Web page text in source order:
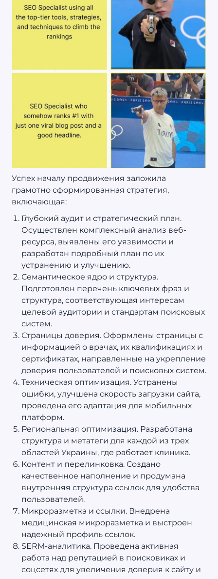
Успех началу продвижения заложила
грамотно сформированная стратегия,
включающая:
Глубокий аудит и стратегический план.
Осуществлен комплексный анализ веб-
ресурса, выявлены его уязвимости и
разработан подробный план по их
устранению и улучшению.
Семантическое ядро и структура.
Подготовлен перечень ключевых фраз и
структура, соответствующая интересам
целевой аудитории и стандартам поисковых
систем.
Страницы доверия. Оформлены страницы с
информацией о врачах, их квалификациях и
сертификатах, направленные на укрепление
доверия пользователей и поисковых систем.
Техническая оптимизация. Устранены
ошибки, улучшена скорость загрузки сайта,
проведена его адаптация для мобильных
платформ.
Региональная оптимизация. Разработана
структура и метатеги для каждой из трех
областей Украины, где работает клиника.
Контент и перелинковка. Создано
качественное наполнение и продумана
внутренняя структура ссылок для удобства
пользователей.
Микроразметка и ссылки. Внедрена
медицинская микроразметка и выстроен
надежный профиль ссылок.
SERM-аналитика. Проведена активная
работа над репутацией в поисковиках и
соцсетях для увеличения доверия к сайту и